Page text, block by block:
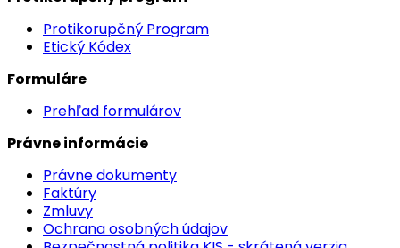
Protikorupčný Program
Etický Kódex
Formuláre
Prehľad formulárov
Právne informácie
Právne dokumenty
Faktúry
Zmluvy
Ochrana osobných údajov